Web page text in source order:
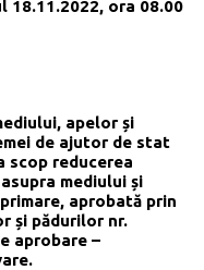
18.11.2022, ora 08.00
apelor și
de ajutor de stat
scop reducerea
mediului și
aprobată prin
și pădurilor nr.
aprobare –